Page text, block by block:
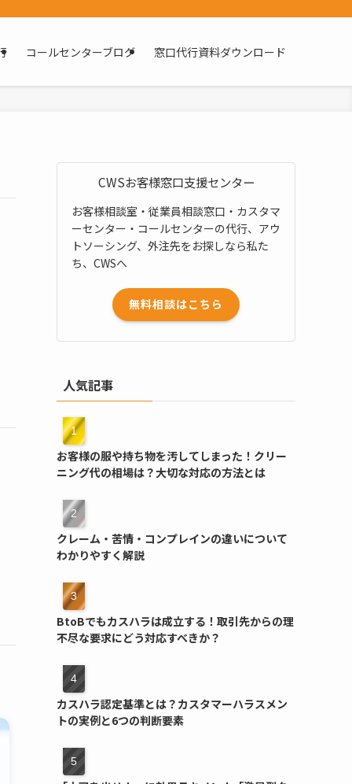
コールセンターブログ 窓口代行資料ダウンロード
CWSお客様窓口支援センター
お客様相談室・従業員相談窓口・カスタマ
ーセンター・コールセンターの代行、アウ
トソーシング、外注先をお探しなら私た
ち、CWSへ
無料相談はこちら
人気記事
お客様の服や持ち物を汚してしまった！クリー
ニング代の相場は？大切な対応の方法とは
クレーム・苦情・コンプレインの違いについて
わかりやすく解説
BtoBでもカスハラは成立する！取引先からの理
不尽な要求にどう対応すべきか？
カスハラ認定基準とは？カスタマーハラスメン
トの実例と6つの判断要素